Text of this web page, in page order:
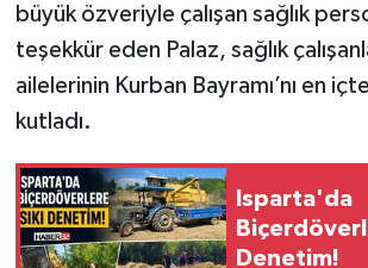
büyük özveriyle çalışan sağlık
teşekkür eden Palaz, sağlık
ailelerinin Kurban Bayramı’nı en
kutladı.
Isparta'da
Denetim!
Yerel
İletişim